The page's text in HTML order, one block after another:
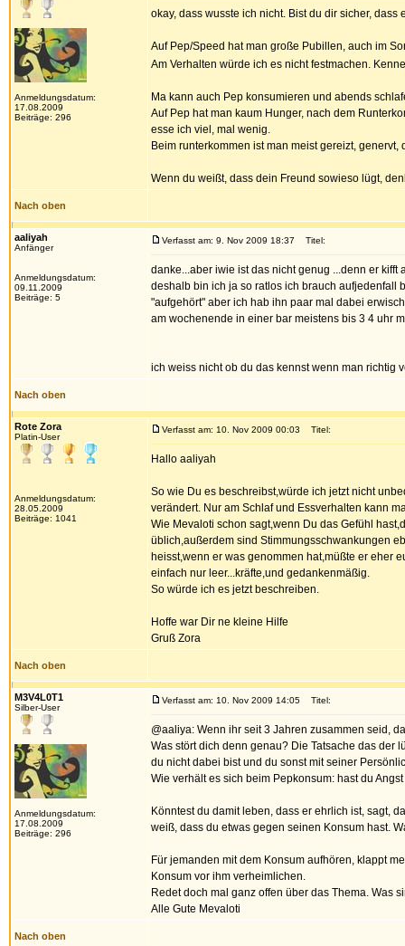
Anmeldungsdatum:
17.08.2009
Beiträge: 296
okay, dass wusste ich nicht. Bist du dir sicher,
Auf Pep/Speed hat man große Pubillen, auch im
Am Verhalten würde ich es nicht festmachen.
Ma kann auch Pep konsumieren und abends
Auf Pep hat man kaum Hunger, nach dem
esse ich viel, mal wenig.
Beim runterkommen ist man meist gereizt, genervt,
Wenn du weißt, dass dein Freund sowieso lügt,
Nach oben
aaliyah
Anfänger
Anmeldungsdatum:
09.11.2009
Beiträge: 5
Verfasst am: 9. Nov 2009 18:37 Titel:
danke...aber iwie ist das nicht genug ...denn er
deshalb bin ich ja so ratlos ich brauch aufjedenfall
"aufgehört" aber ich hab ihn paar mal dabei
am wochenende in einer bar meistens bis 3 4 uhr
ich weiss nicht ob du das kennst wenn man richtig
Nach oben
Rote Zora
Platin-User
Anmeldungsdatum:
28.05.2009
Beiträge: 1041
Verfasst am: 10. Nov 2009 00:03 Titel:
Hallo aaliyah
So wie Du es beschreibst,würde ich jetzt nicht
verändert. Nur am Schlaf und Essverhalten kann
Wie Mevaloti schon sagt,wenn Du das Gefühl
üblich,außerdem sind Stimmungsschwankungen
heisst,wenn er was genommen hat,müßte er eher
einfach nur leer...kräfte,und gedankenmäßig.
So würde ich es jetzt beschreiben.
Hoffe war Dir ne kleine Hilfe
Gruß Zora
Nach oben
M3V4L0T1
Silber-User
Anmeldungsdatum:
17.08.2009
Beiträge: 296
Verfasst am: 10. Nov 2009 14:05 Titel:
@aaliya: Wenn ihr seit 3 Jahren zusammen seid,
Was stört dich denn genau? Die Tatsache das der
du nicht dabei bist und du sonst mit seiner
Wie verhält es sich beim Pepkonsum: hast du
Könntest du damit leben, dass er ehrlich ist, sagt,
weiß, dass du etwas gegen seinen Konsum hast.
Für jemanden mit dem Konsum aufhören, klappt
Konsum vor ihm verheimlichen.
Redet doch mal ganz offen über das Thema. Was
Alle Gute Mevaloti
Nach oben